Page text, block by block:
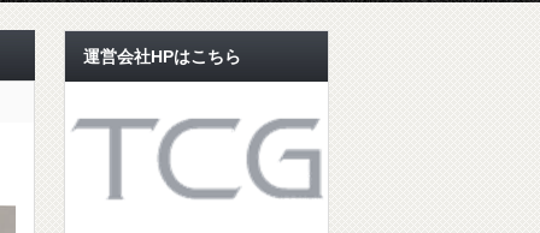
運営会社HPはこちら